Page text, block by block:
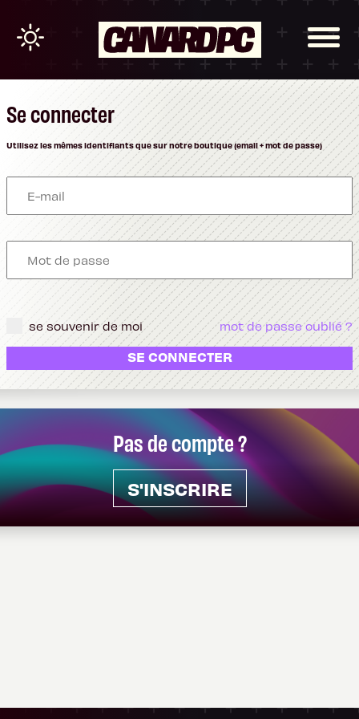
Pas de compte ?
S'INSCRIRE
Se connecter
Utilisez les mêmes identifiants que sur notre boutique (email + mot de passe)
se souvenir de moi mot de passe oublié ?
SE CONNECTER